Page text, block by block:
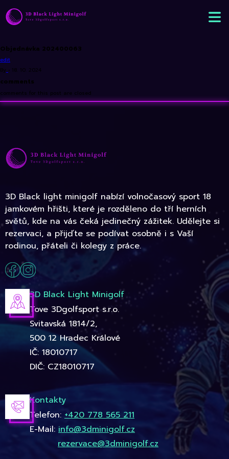
Objednávka 202400063
edit
By • 18. 10. 2024
comments
comments for this post are closed
3D Black light minigolf nabízí volnočasový sport 18
jamkovém hřišti, které je rozděleno do tří herních
světů, kde na vás čeká jedinečný zážitek. Udělejte si
rezervaci, a přijďte se podívat osobně i s Vaší
rodinou, přáteli či kolegy z práce.
3D Black Light Minigolf
Tove 3Dgolfsport s.r.o.
Svitavská 1814/2,
500 12 Hradec Králové
IČ: 18010717
DIČ: CZ18010717
Kontakty
Telefon: +420 778 565 211
E-Mail: info@3dminigolf.cz
rezervace@3dminigolf.cz